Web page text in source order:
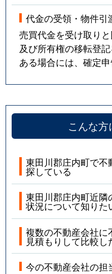
代金の受領・物件引
売買代金を受け取り
及び所有権の移転登
ある場合には、確定
こんな
東田川郡庄内町で不
探している
東田川郡庄内町近
状況について知りた
複数の不動産会社
見積もりして比較し
今の不動産会社の担